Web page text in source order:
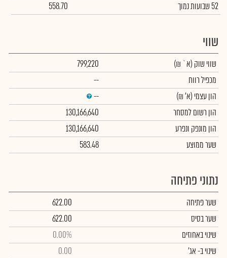
52 שבועות נמוך
558.70
שווי
שווי שוק (א` ₪)
799,220
מכפיל רווח
--
הון עצמי (א' ₪)
--
הון רשום למסחר
130,166,640
הון מונפק ונפרע
130,166,640
שער ממוצע
583.48
נתוני פתיחה
שער פתיחה
622.00
שער בסיס
622.00
שינוי באחוזים
0.00%
שינויב- אג'
0.00